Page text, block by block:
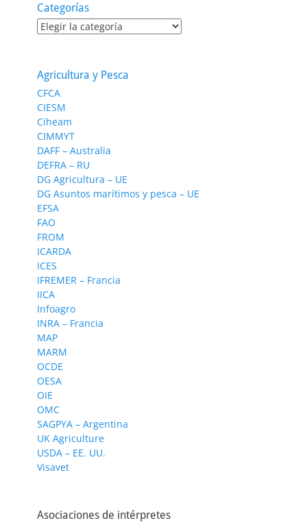
Categorías
Categorías
Agricultura y Pesca
CFCA
CIESM
Ciheam
CIMMYT
DAFF – Australia
DEFRA – RU
DG Agricultura – UE
DG Asuntos marítimos y pesca – UE
EFSA
FAO
FROM
ICARDA
ICES
IFREMER – Francia
IICA
Infoagro
INRA – Francia
MAP
MARM
OCDE
OESA
OIE
OMC
SAGPYA – Argentina
UK Agriculture
USDA – EE. UU.
Visavet
Asociaciones de intérpretes